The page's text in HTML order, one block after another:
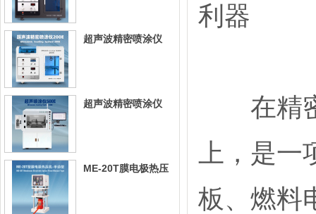
超声波精密喷涂仪
超声波精密喷涂仪
ME-20T膜电极热压
利器
在精密
上，是
板、燃料